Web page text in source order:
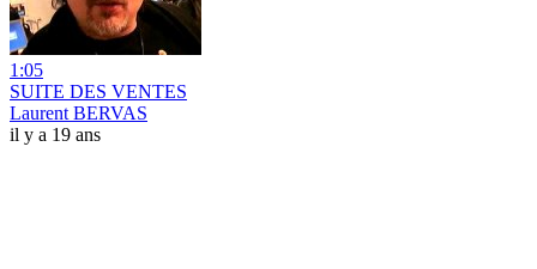
1:05
SUITE DES VENTES
Laurent BERVAS
il y a 19 ans